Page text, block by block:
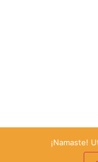
¡Namaste!